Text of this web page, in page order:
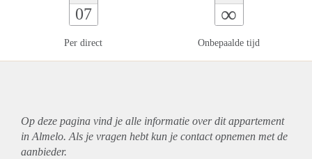
07
Per direct
∞
Onbepaalde tijd
Op deze pagina vind je alle informatie over ditappartement
in Almelo. Als je vragen hebt kun je contact opnemen met de
aanbieder.